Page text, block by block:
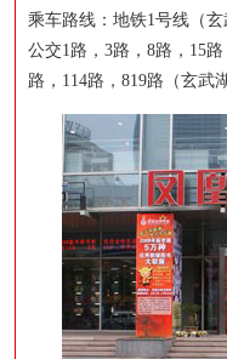
乘车路线：地铁1号线（玄
公交1路，3路，8路，15
路，114路，819路（玄武